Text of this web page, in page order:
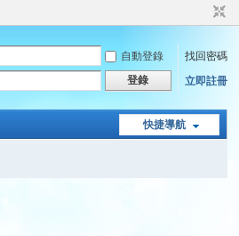
自動登錄
找回密碼
登錄 立即註冊
快捷導航